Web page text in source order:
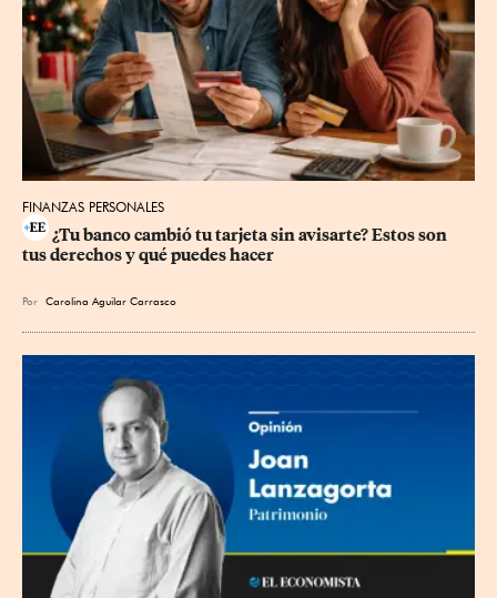
FINANZAS PERSONALES
¿Tu banco cambió tu tarjeta sin avisarte? Estos son
tus derechos y qué puedes hacer
Por Carolina Aguilar Carrasco